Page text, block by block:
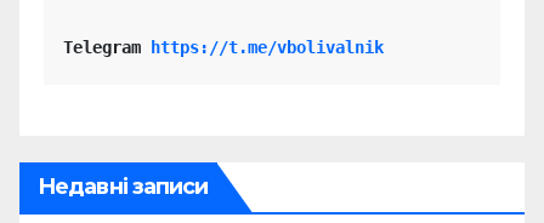
Telegram https://t.me/vbolivalnik
Недавні записи